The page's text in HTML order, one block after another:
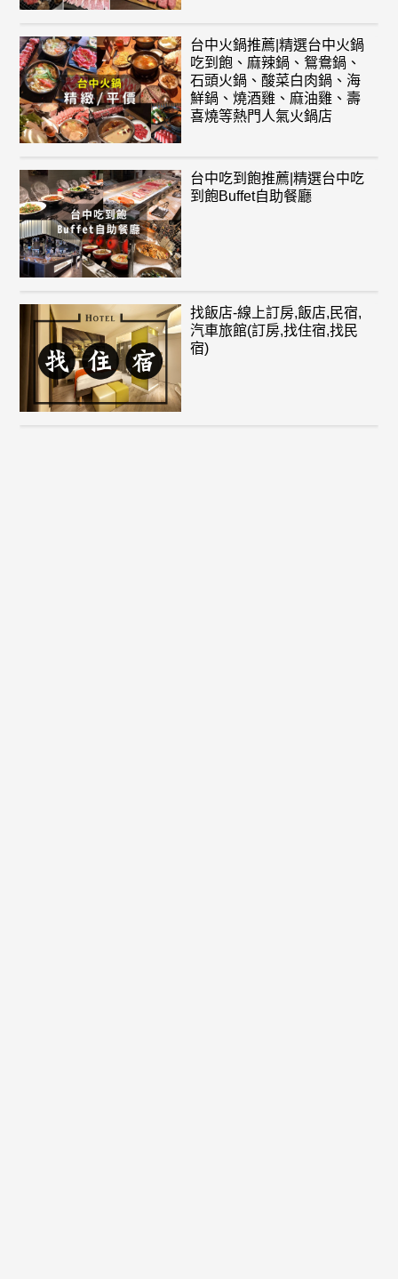
台中火鍋推薦|精選台中火鍋
吃到飽、麻辣鍋、鴛鴦鍋、
石頭火鍋、酸菜白肉鍋、海
鮮鍋、燒酒雞、麻油雞、壽
喜燒等熱門人氣火鍋店
台中吃到飽推薦|精選台中吃
到飽Buffet自助餐廳
找飯店-線上訂房,飯店,民宿,
汽車旅館(訂房,找住宿,找民
宿)